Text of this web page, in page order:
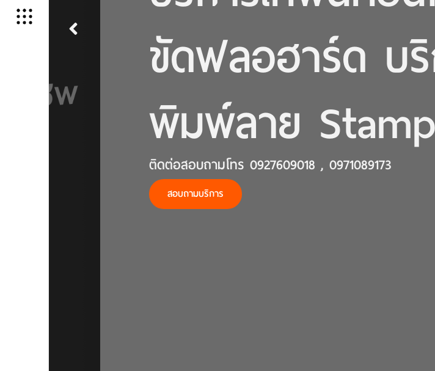
ขัดฟลอฮาร์ด บ
พิมพ์ลาย
ติดต่อสอบถามโทร 0927609018 , 0971089173
สอบถามบริการ